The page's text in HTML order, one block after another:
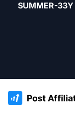
SUMMER-33Y
:site.title